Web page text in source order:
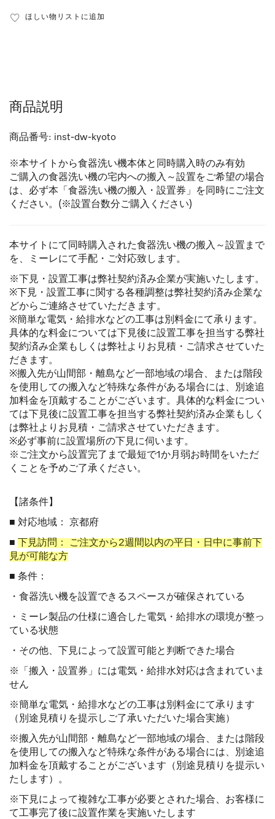
ほしい物リストに追加
商品説明
商品番号: inst-dw-kyoto
※本サイトから食器洗い機本体と同時購入時のみ有効
ご購入の食器洗い機の宅内への搬入～設置をご希望の場合
は、必ず本「食器洗い機の搬入・設置券」を同時にご注文
ください。(※設置台数分ご購入ください)
本サイトにて同時購入された食器洗い機の搬入～設置まで
を、ミーレにて手配・ご対応致します。
※下見・設置工事は弊社契約済み企業が実施いたします。
※下見・設置工事に関する各種調整は弊社契約済み企業な
どからご連絡させていただきます。
※簡単な電気・給排水などの工事は別料金にて承ります。
具体的な料金については下見後に設置工事を担当する弊社
契約済み企業もしくは弊社よりお見積・ご請求させていた
だきます。
※搬入先が山間部・離島など一部地域の場合、または階段
を使用しての搬入など特殊な条件がある場合には、別途追
加料金を頂戴することがございます。具体的な料金につい
ては下見後に設置工事を担当する弊社契約済み企業もしく
は弊社よりお見積・ご請求させていただきます。
※必ず事前に設置場所の下見に伺います。
※ご注文から設置完了まで最短で1か月弱お時間をいただ
くことを予めご了承ください。
【諸条件】
■ 対応地域： 京都府
■
下見訪問： ご注文から2週間以内の平日・日中に事前下
見が可能な方
■ 条件：
・食器洗い機を設置できるスペースが確保されている
・ミーレ製品の仕様に適合した電気・給排水の環境が整っ
ている状態
・その他、下見によって設置可能と判断できた場合
※「搬入・設置券」には電気・給排水対応は含まれていま
せん
※簡単な電気・給排水などの工事は別料金にて承ります
（別途見積りを提示しご了承いただいた場合実施）
※搬入先が山間部・離島など一部地域の場合、または階段
を使用しての搬入など特殊な条件がある場合には、別途追
加料金を頂戴することがございます（別途見積りを提示い
たします）。
※下見によって複雑な工事が必要とされた場合、お客様に
て工事完了後に設置作業を実施いたします